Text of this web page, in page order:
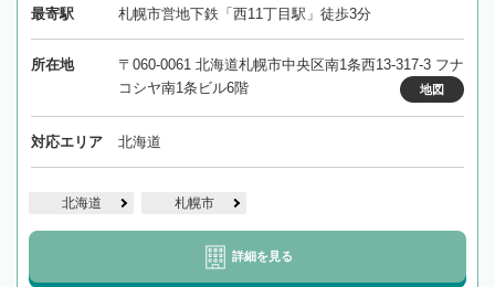
最寄駅 札幌市営地下鉄「西11丁目駅」徒歩3分
所在地
〒060-0061 北海道札幌市中央区南1条西13-317-3 フナ
コシヤ南1条ビル6階
地図
対応エリア 北海道
北海道 札幌市
詳細を見る